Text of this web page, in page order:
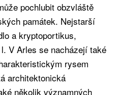
pochlubit obzvláště
památek. Nejstarší
a kryptoportikus,
V Arles se nacházejí také
rysem
architektonická
několik významných